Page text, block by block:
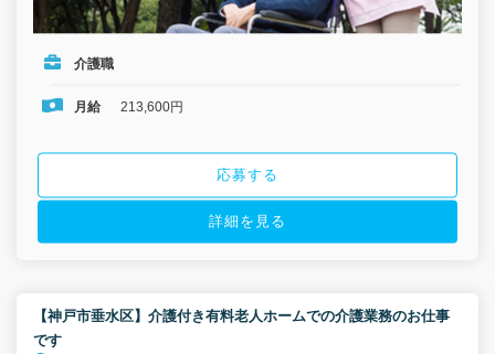
介護職
月給 213,600円
応募する
詳細を見る
【神戸市垂水区】介護付き有料老人ホームでの介護業務のお仕事
です